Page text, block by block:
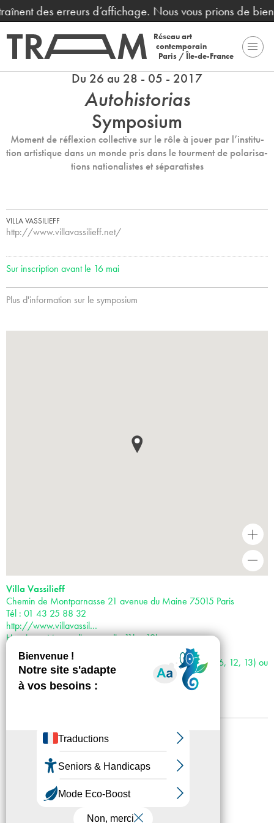
des erreurs d’affichage. Nous vous prions de
Réseau art
contemporain
Paris / Île-de-France
Du 26 au 28 - 05 - 2017
Autohistorias
Symposium
Moment de réflexion collective sur le rôle à jouer par l’ins­ti­tu­
tion artis­ti­que dans un monde pris dans le tour­ment de pola­ri­sa­
tions natio­na­lis­tes et sépa­ra­tis­tes
VILLA VASSILIEFF
http://www.villavassilieff.net/
Sur ins­crip­tion avant le 16 mai
Plus d'information sur le symposium
+
Villa Vassilieff
Chemin de Montparnasse 21 avenue du Maine 75015 Paris
Tél : 01 43 25 88 32
http://www.villavassil…
Horaires : Mercredi - samedi : 11h - 19h
Tarifs : Entrée libre
Métro : Montparnasse-Bienvenüe, sortie n°2 (lignes 4, 6, 12, 13) ou
Falguière (12)
Bus : 58, 91, 92, 94, 95, Arrêt Gare Montparnasse
Accessibilité